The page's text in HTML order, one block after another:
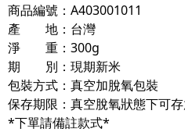
商品編號：A403001011
產 地：台灣
淨 重：300g
期 別：現期新米
包裝方式：真空加脫氧包裝
保存期限：真空脫氧狀態下可
*下單請備註款式*